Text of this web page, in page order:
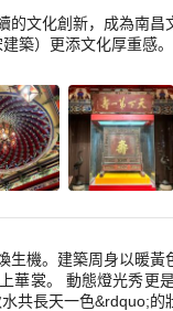
的文化創新，成為南
築）更添文化厚重
機。建築周身以暖
華裳。 動態燈光秀
共長天一色&rdquo;